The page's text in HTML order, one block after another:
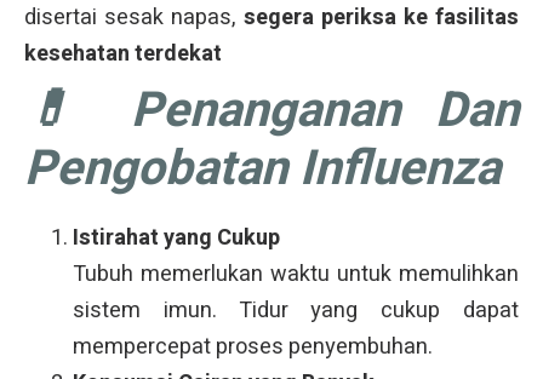
disertai sesak napas, segera periksa ke fasilitas
kesehatan terdekat
💊 Penanganan Dan
Pengobatan Influenza
Istirahat yang Cukup
Tubuh memerlukan waktu untuk memulihkan
sistem imun. Tidur yang cukup dapat
mempercepat proses penyembuhan.